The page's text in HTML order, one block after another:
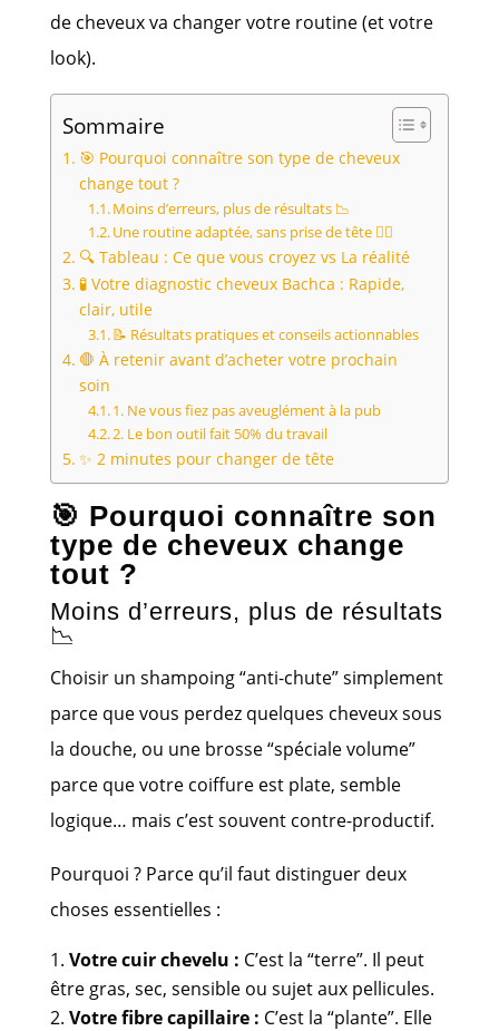
de cheveux va changer votre routine (et votre
look).
Sommaire
🎯 Pourquoi connaître son type de cheveux
change tout ?
Moins d’erreurs, plus de résultats 📉
Une routine adaptée, sans prise de tête 🧘‍♂️
🔍 Tableau : Ce que vous croyez vs La réalité
🧪 Votre diagnostic cheveux Bachca : Rapide,
clair, utile
📝 Résultats pratiques et conseils actionnables
🛑 À retenir avant d’acheter votre prochain
soin
1. Ne vous fiez pas aveuglément à la pub
2. Le bon outil fait 50% du travail
✨ 2 minutes pour changer de tête
🎯 Pourquoi connaître son
type de cheveux change
tout ?
Moins d’erreurs, plus de résultats
📉
Choisir un shampoing “anti-chute” simplement
parce que vous perdez quelques cheveux sous
la douche, ou une brosse “spéciale volume”
parce que votre coiffure est plate, semble
logique… mais c’est souvent contre-productif.
Pourquoi ? Parce qu’il faut distinguer deux
choses essentielles :
Votre cuir chevelu : C’est la “terre”. Il peut
être gras, sec, sensible ou sujet aux pellicules.
Votre fibre capillaire : C’est la “plante”. Elle